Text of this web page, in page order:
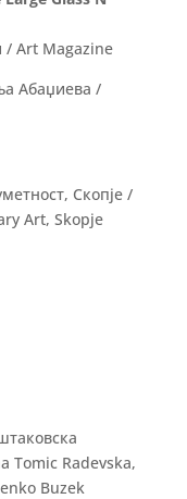
/ Art Magazine
Абаџиева /
Скопје /
Art, Skopje
Tomic Radevska,
Buzek